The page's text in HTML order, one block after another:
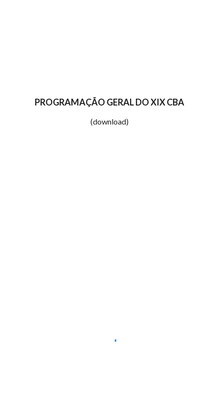
PROGRAMAÇÃO GERAL DO XIX CBA
(download)